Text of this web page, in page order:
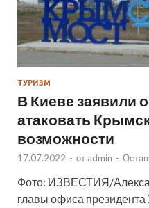
ТУРИЗМ
В Киеве заявили
атаковать
возможности
17.07.2022 - от admin -
Фото: ИЗВЕСТИЯ/
главы офиса